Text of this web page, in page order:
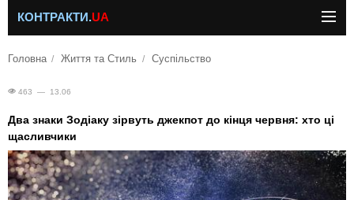
КОНТРАКТИ.UA
Головна Життя та Стиль Суспільство
463 — 13.06
Два знаки Зодіаку зірвуть джекпот до кінця червня: хто ці
щасливчики